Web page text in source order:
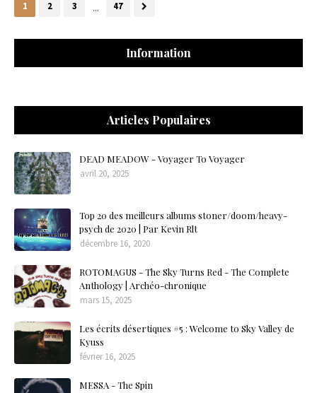
1 2 3 ... 47
Information
Articles Populaires
DEAD MEADOW - Voyager To Voyager
avril 20, 2025
Top 20 des meilleurs albums stoner/doom/heavy-
psych de 2020 | Par Kevin Rlt
décembre 16, 2020
ROTOMAGUS - The Sky Turns Red - The Complete
Anthology | Archéo-chronique
mars 15, 2025
Les écrits désertiques #5 : Welcome to Sky Valley de
Kyuss
février 16, 2025
MESSA - The Spin